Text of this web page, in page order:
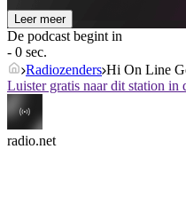
Leer meer
De podcast begint in
- 0 sec.
Radiozenders Hi On Line
Luister gratis naar dit station in
radio.net